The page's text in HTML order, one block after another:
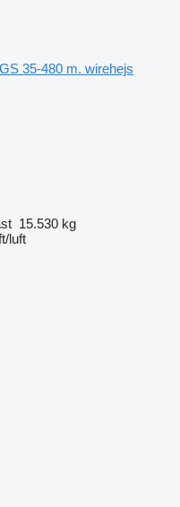
35-480 m. wirehejs
15.530 kg
luft